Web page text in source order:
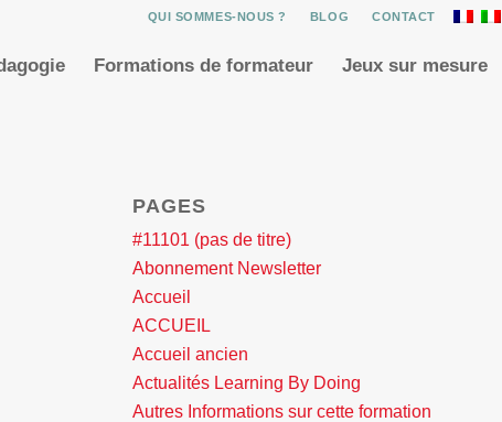
QUI SOMMES-NOUS ? BLOG CONTACT
Formations de formateur Jeux sur mesure
PAGES
#11101 (pas de titre)
Abonnement Newsletter
Accueil
ACCUEIL
Accueil ancien
Actualités Learning By Doing
Autres Informations sur cette formation